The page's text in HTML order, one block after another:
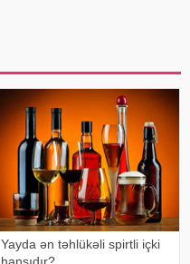
Yayda ən təhlükəli spirtli içki